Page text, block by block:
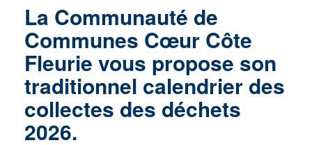
La Communauté de
Communes Cœur Côte
Fleurie vous propose son
traditionnel calendrier des
collectes des déchets
2026.